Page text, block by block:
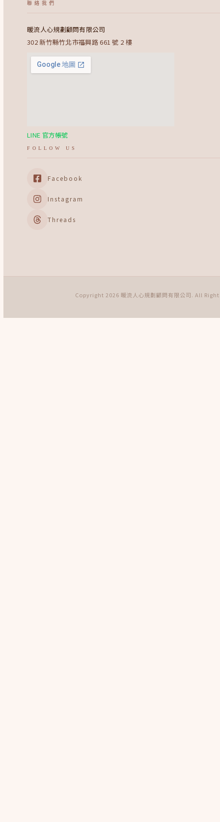
聯絡我們
暖流人心規劃顧問有限公司
302 新竹縣竹北市福興路 661 號 2 樓
LINE 官方帳號
FOLLOW US
Facebook
Instagram
Threads
Copyright 2026 暖流人心規劃顧問有限公司. All